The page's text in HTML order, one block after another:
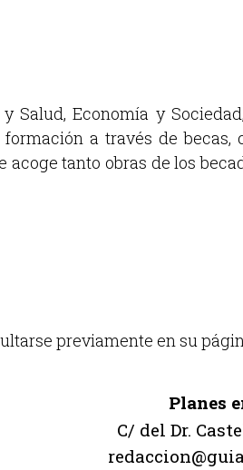
Economía y
a través de becas,
tanto obras de los
previamente en su
Planes
C/ del Dr.